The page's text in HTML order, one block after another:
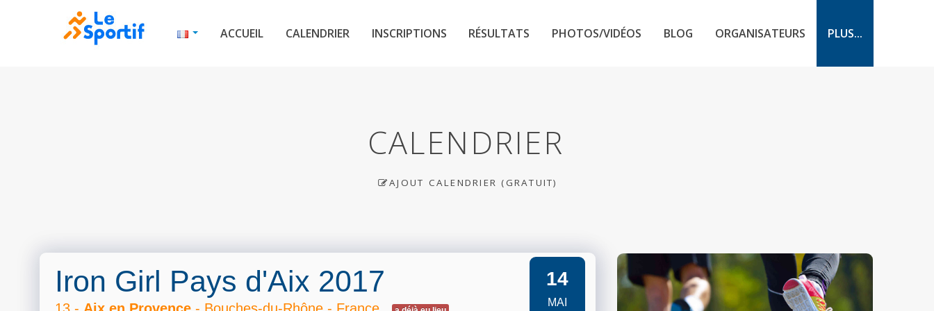
ACCUEIL CALENDRIER INSCRIPTIONS RÉSULTATS PHOTOS/VIDÉOS BLOG ORGANISATEURS PLUS...
CALENDRIER
AJOUT CALENDRIER (GRATUIT)
Iron Girl Pays d'Aix 2017 14
MAI